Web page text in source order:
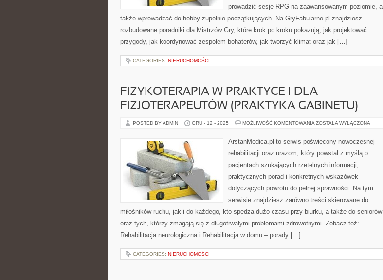
prowadzić sesje RPG na zaawansowanym poziomie, a
także wprowadzać do hobby zupełnie początkujących. Na GryFabularne.pl znajdziesz
rozbudowane poradniki dla Mistrzów Gry, które krok po kroku pokazują, jak projektować
przygody, jak koordynować zespołem bohaterów, jak tworzyć klimat oraz jak […]
CATEGORIES: NIERUCHOMOŚCI
FIZYKOTERAPIA W PRAKTYCE I DLA
FIZJOTERAPEUTÓW (PRAKTYKA GABINETU)
POSTED BY ADMIN GRU - 12 - 2025 MOŻLIWOŚĆ KOMENTOWANIA FIZYKOTERAPIA
DLA
(PRAKTYKA
ZOSTAŁA WYŁĄCZONA
ArstanMedica.pl to serwis poświęcony nowoczesnej
rehabilitacji oraz urazom, który powstał z myślą o
pacjentach szukających rzetelnych informacji,
praktycznych porad i konkretnych wskazówek
dotyczących powrotu do pełnej sprawności. Na tym
serwisie znajdziesz zarówno treści skierowane do
miłośników ruchu, jak i do każdego, kto spędza dużo czasu przy biurku, a także do seniorów
oraz tych, którzy zmagają się z długotrwałymi problemami zdrowotnymi. Zobacz też:
Rehabilitacja neurologiczna i Rehabilitacja w domu – porady […]
CATEGORIES: NIERUCHOMOŚCI